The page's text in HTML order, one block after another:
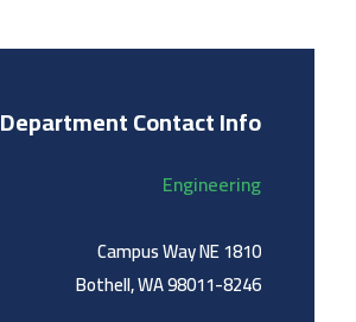
Department Contact Info
Engineering
1810 Campus Way NE
Bothell, WA 98011-8246